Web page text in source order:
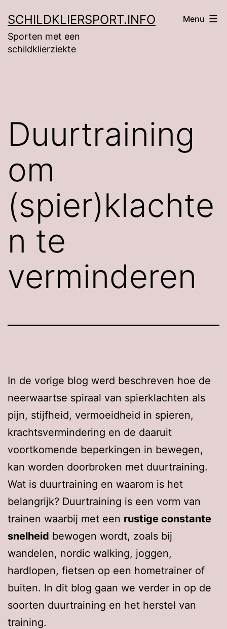
naar
de
SCHILDKLIERSPORT.INFO
Sporten met een
schildklierziekte
Menu
Duurtraining
om
(spier)klachte
n te
verminderen
In de vorige blog werd beschreven hoe de
neerwaartse spiraal van spierklachten als
pijn, stijfheid, vermoeidheid in spieren,
krachtsvermindering en de daaruit
voortkomende beperkingen in bewegen,
kan worden doorbroken met duurtraining.
Wat is duurtraining en waarom is het
belangrijk? Duurtraining is een vorm van
trainen waarbij met een rustige constante
snelheid bewogen wordt, zoals bij
wandelen, nordic walking, joggen,
hardlopen, fietsen op een hometrainer of
buiten. In dit blog gaan we verder in op de
soorten duurtraining en het herstel van
training.